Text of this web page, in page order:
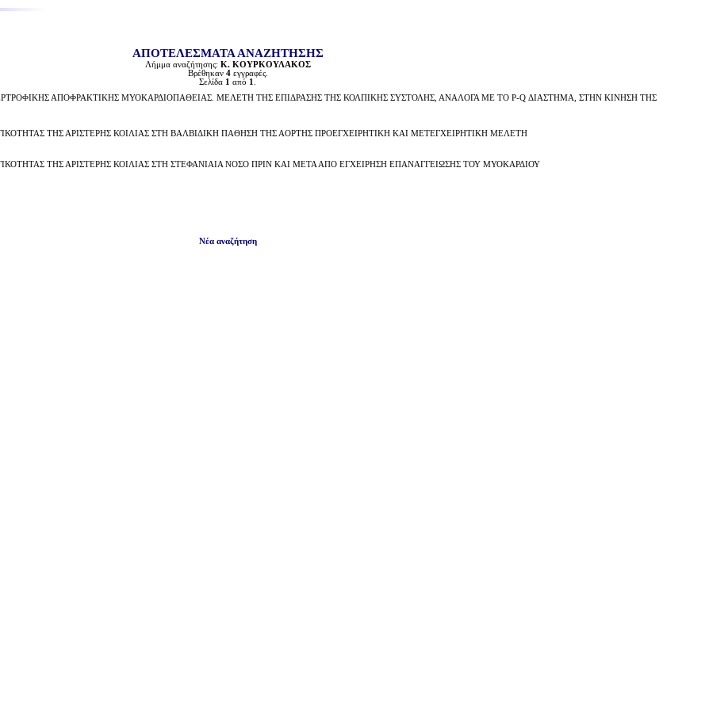
ΑΠΟΤΕΛΕΣΜΑΤΑ ΑΝΑΖΗΤΗΣΗΣ
Λήμμα αναζήτησης: Κ. ΚΟΥΡΚΟΥΛΑΚΟΣ
Βρέθηκαν 4εγγραφές.
Σελίδα 1 από 1
ΑΠΟΦΡΑΚΤΙΚΗΣ ΜΥΟΚΑΡΔΙΟΠΑΘΕΙΑΣ. ΜΕΛΕΤΗ ΤΗΣ ΕΠΙΔΡΑΣΗΣ ΤΗΣ ΚΟΛΠΙΚΗΣ ΣΥΣΤΟΛΗΣ, ΑΝΑΛΟΓΑ ΜΕ ΤΟ P-Q ΔΙΑΣΤΗΜΑ, ΣΤΗΝ ΚΙΝΗΣΗ ΤΗΣ
ΤΗΣ ΑΡΙΣΤΕΡΗΣ ΚΟΙΛΙΑΣ ΣΤΗ ΒΑΛΒΙΔΙΚΗ ΠΑΘΗΣΗ ΤΗΣ ΑΟΡΤΗΣ ΠΡΟΕΓΧΕΙΡΗΤΙΚΗ ΚΑΙ ΜΕΤΕΓΧΕΙΡΗΤΙΚΗ ΜΕΛΕΤΗ
ΤΗΣ ΑΡΙΣΤΕΡΗΣ ΚΟΙΛΙΑΣ ΣΤΗ ΣΤΕΦΑΝΙΑΙΑ ΝΟΣΟ ΠΡΙΝ ΚΑΙ ΜΕΤΑ ΑΠΟ ΕΓΧΕΙΡΗΣΗ ΕΠΑΝΑΓΓΕΙΩΣΗΣ ΤΟΥ ΜΥΟΚΑΡΔΙΟΥ
Νέα αναζήτηση